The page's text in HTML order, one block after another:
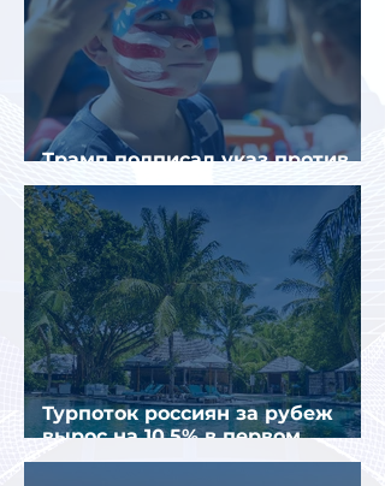
Трамп подписал указ против
«родильного туризма» в США
Турпоток россиян за рубеж
вырос на 10,5% в первом
полугодии 2026 года